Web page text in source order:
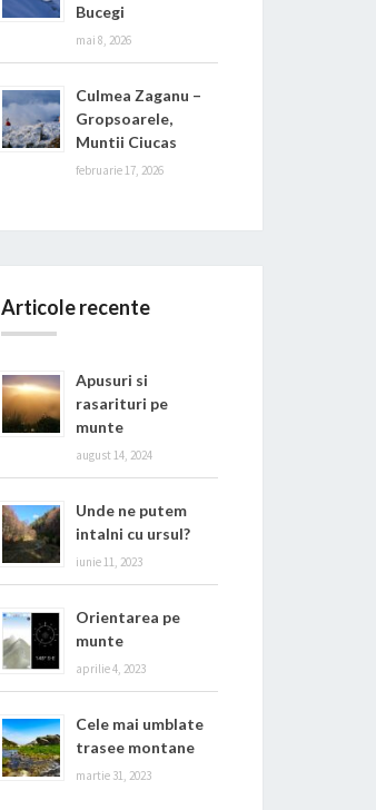
Bucegi
mai 8, 2026
Culmea Zaganu –
Gropsoarele,
Muntii Ciucas
februarie 17, 2026
Articole recente
Apusuri si
rasarituri pe
munte
august 14, 2024
Unde ne putem
intalni cu ursul?
iunie 11, 2023
Orientarea pe
munte
aprilie 4, 2023
Cele mai umblate
trasee montane
martie 31, 2023